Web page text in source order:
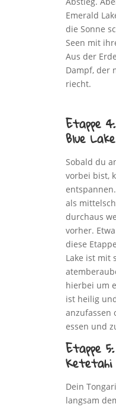
Emerald
die Sonne
Seen mit
Aus der
Dampf, der
riecht.
Etappe
Blue Lake
Sobald du
vorbei bist,
als
durchaus
vorher.
diese
Lake ist mit
hierbei um
ist heilig
anzufassen
essen und
Etappe
Ketetahi
Dein
langsam